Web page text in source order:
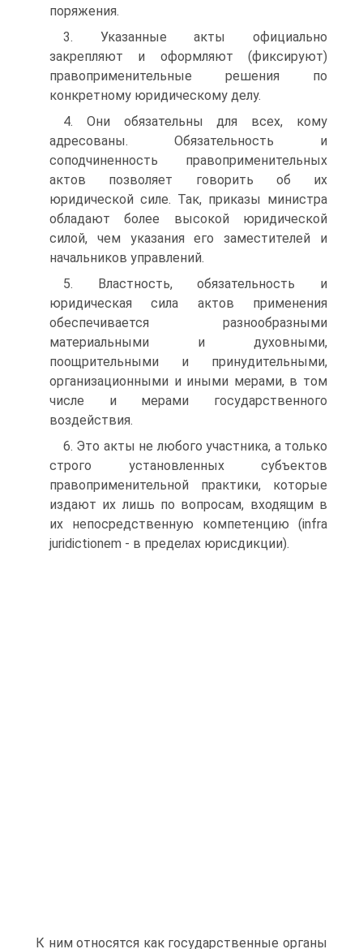
поряжения.
3. Указанные акты официально
закрепляют и оформляют (фиксируют)
правоприменительные решения по
конкретному юридическому делу.
4. Они обязательны для всех, кому
адресованы. Обязатель­ность и
соподчиненность правоприменительных
актов позволяет говорить об их
юридической силе. Так, приказы министра
облада­ют более высокой юридической
силой, чем указания его замести­телей и
начальников управлений.
5. Властность, обязательность и
юридическая сила актов применения
обеспечивается разнообразными
материальными и духовными,
поощрительными и принудительными,
организа­ционными и иными мерами, в том
числе и мерами государствен­ного
воздействия.
6. Это акты не любого участника, а только
строго установ­ленных субъектов
правоприменительной практики, которые
из­дают их лишь по вопросам, входящим в
их непосредственную компетенцию (infra
juridictionem - в пределах юрисдикции).
К ним относятся как государственные органы